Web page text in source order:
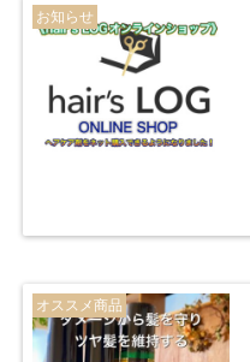
お知らせ
オススメ商品